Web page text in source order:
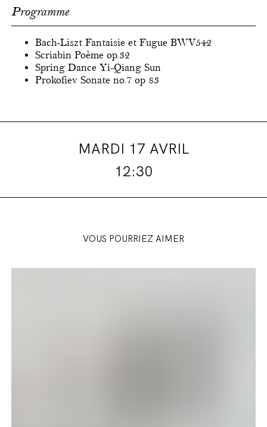
Programme
Bach-Liszt Fantaisie et Fugue BWV542
Scriabin Poème op.32
Spring Dance Yi-Qiang Sun
Prokofiev Sonate no.7 op 83
MARDI 17 AVRIL
12:30
VOUS POURRIEZ AIMER